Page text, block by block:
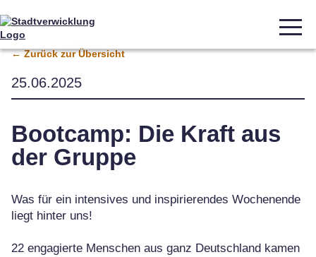
← Zurück zur Übersicht
25.06.2025
Bootcamp: Die Kraft aus
der Gruppe
Was für ein intensives und inspirierendes Wochenende
liegt hinter uns!
22 engagierte Menschen aus ganz Deutschland kamen